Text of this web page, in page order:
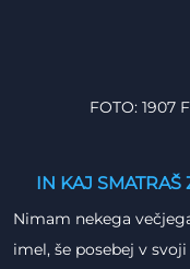
FOTO: 1907
IN KAJ
Nimam nekega
imel, še posebej v